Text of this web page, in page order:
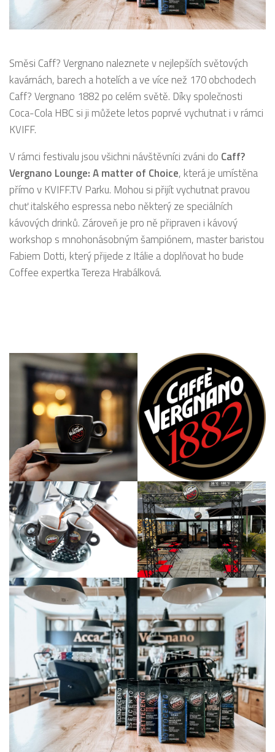
Směsi Caff? Vergnano naleznete v nejlepších světových
kavárnách, barech a hotelích a ve více než 170 obchodech
Caff? Vergnano 1882 po celém světě. Díky společnosti
Coca-Cola HBC si ji můžete letos poprvé vychutnat i v rámci
KVIFF.
V rámci festivalu jsou všichni návštěvníci zváni do Caff?
Vergnano Lounge: A matter of Choice, která je umístěna
přímo v KVIFF.TV Parku. Mohou si přijít vychutnat pravou
chuť italského espressa nebo některý ze speciálních
kávových drinků. Zároveň je pro ně připraven i kávový
workshop s mnohonásobným šampiónem, master baristou
Fabiem Dotti, který přijede z Itálie a doplňovat ho bude
Coffee expertka Tereza Hrabálková.